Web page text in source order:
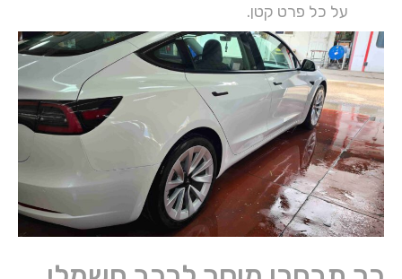
על כל פרט קטן.